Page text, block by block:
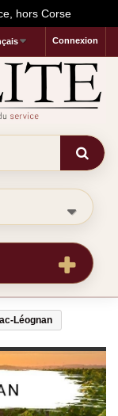
hors Corse
Connexion
Léognan